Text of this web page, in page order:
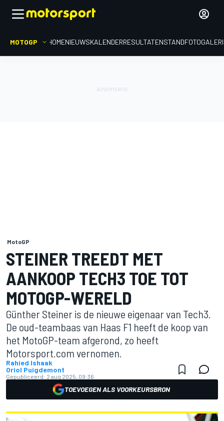
MOTOGP HOMENIEUWSKALENDERRESULTATENSTAND
MotoGP
STEINER TREEDT MET
AANKOOP TECH3 TOE TOT
MOTOGP-WERELD
Günther Steiner is de nieuwe eigenaar van Tech3.
De oud-teambaas van Haas F1 heeft de koop van
het MotoGP-team afgerond, zo heeft
Motorsport.com vernomen.
Rahied Ishaak
Oriol Puigdemont
Gepubliceerd: 2 aug 2025, 09:36
TOEVOEGEN ALS VOORKEURSBRON